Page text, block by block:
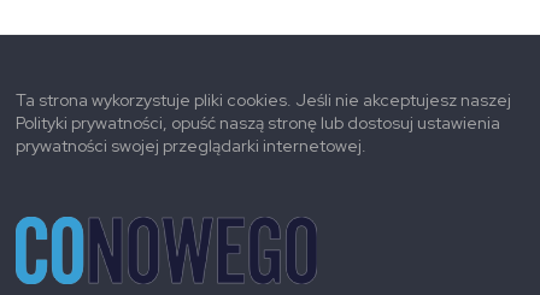
Ta strona wykorzystuje pliki cookies. Jeśli nie akceptujesz naszej
Polityki prywatności, opuść naszą stronę lub dostosuj ustawienia
prywatności swojej przeglądarki internetowej.